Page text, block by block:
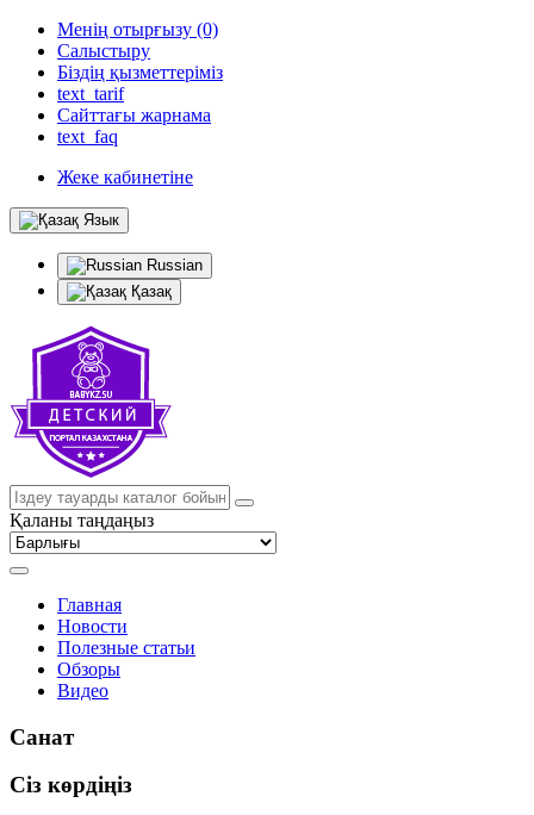
Менің отырғызу (0)
Салыстыру
Біздің қызметтеріміз
text_tarif
Сайттағы жарнама
text_faq
Жеке кабинетіне
Язык
Russian
Қазақ
Қаланы таңдаңыз
Главная
Новости
Полезные статьи
Обзоры
Видео
Санат
Сіз көрдіңіз